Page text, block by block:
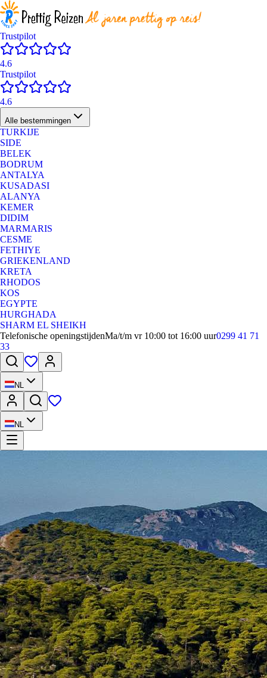
Trustpilot
4.6
Trustpilot
4.6
Alle bestemmingen
TURKIJE
SIDE
BELEK
BODRUM
ANTALYA
KUSADASI
ALANYA
KEMER
DIDIM
MARMARIS
CESME
FETHIYE
GRIEKENLAND
KRETA
RHODOS
KOS
EGYPTE
HURGHADA
SHARM EL SHEIKH
Telefonische openingstijdenMa/t/m vr 10:00 tot 16:00 uur0299 41 71
33
NL
NL